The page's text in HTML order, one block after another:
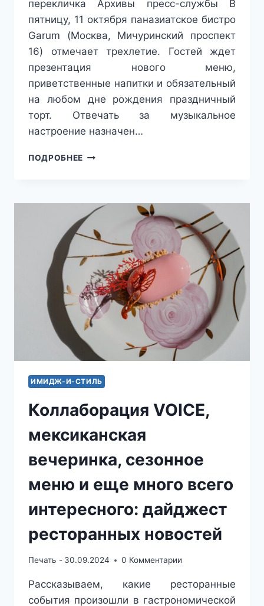
перекличка Архивы пресс-службы В
пятницу, 11 октября паназиатское бистро
Garum (Москва, Мичуринский проспект
16) отмечает трехлетие. Гостей ждет
презентация нового меню,
приветственные напитки и обязательный
на любом дне рождения праздничный
торт. Отвечать за музыкальное
настроение назначен…
ПОДРОБНЕЕ ГАСТРОДАЙДЖЕСТ
И
РЕСТОРАНОВ
НА
НАЧАЛО
ОКТЯБРЯ
ИМИДЖ-И-СТИЛЬ
Коллаборация VOICE,
мексиканская
вечеринка, сезонное
меню и еще много всего
интересного: дайджест
ресторанных новостей
Печать - 30.09.2024 0 Комментарии
Рассказываем, какие ресторанные
события произошли в гастрономической